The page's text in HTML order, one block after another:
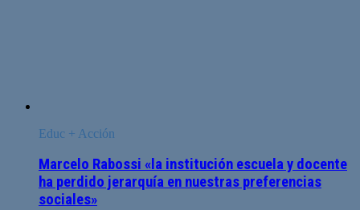
Educ + Acción
Marcelo Rabossi «la institución escuela y docente
ha perdido jerarquía en nuestras preferencias
sociales»